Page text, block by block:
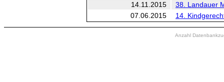
14.11.2015
38. Landauer
07.06.2015
14.
Anzahl